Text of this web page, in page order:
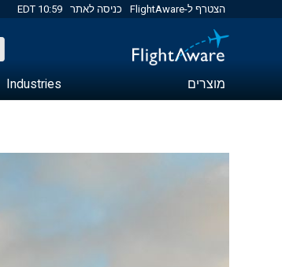
הצטרף ל-FlightAware כניסה לאתר 10:59 EDT
מוצרים Industries